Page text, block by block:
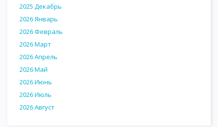
2025 Декабрь
2026 Январь
2026 Февраль
2026 Март
2026 Апрель
2026 Май
2026 Июнь
2026 Июль
2026 Август